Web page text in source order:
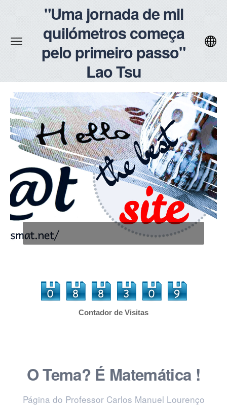
"Uma jornada de mil
quilómetros começa
pelo primeiro passo"
Lao Tsu
Contador de Visitas
O Tema? É Matemática !
Página do Professor Carlos Manuel Lourenço